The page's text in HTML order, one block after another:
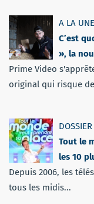
A LA UNE
C’est
», la
Prime Video
original qui risque
Tout le
les 10
Depuis 2006, les
tous les midis...